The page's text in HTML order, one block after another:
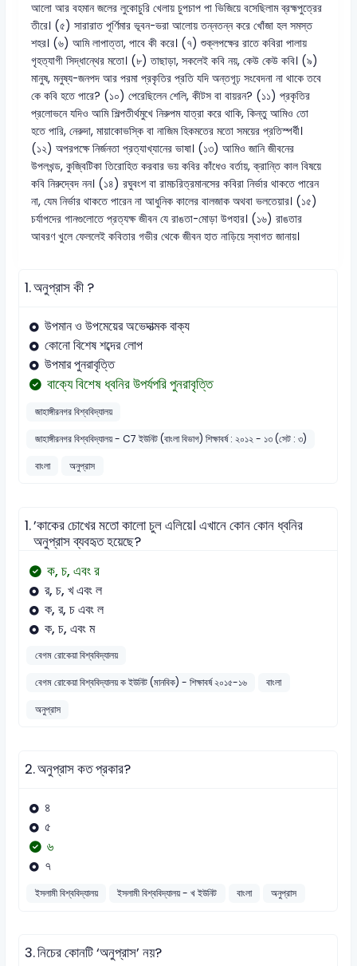
আলো আর বহমান জলের লুকোচুরি খেলায় চুপচাপ পা ভিজিয়ে বসেছিলাম ব্রহ্মপুত্রের
তীরে। (৫) সারারাত পূর্ণিমার ভূবন-ভরা আলোয় তন্নতন্ন করে খোঁজা হল সমস্ত
শহর। (৬) আমি লাপাত্তা, পাবে কী করে। (৭) শুক্লপক্ষের রাতে কবিরা পালায়
গৃহত্যাগী সিদ্ধান্থের মতো। (৮) তাছাড়া, সকলেই কবি নয়, কেউ কেউ কবি। (৯)
মানুষ, মনুষ্য-জনপদ আর পরমা প্রকৃতির প্রতি যদি অন্তগূঢ় সংবেদনা না থাকে তবে
কে কবি হতে পারে? (১০) পেরেছিলেন শেলি, কীটস বা বায়রন? (১১) প্রকৃতির
প্রলোভনে যদিও আমি শিল্পতীর্থমুখে নিরুপম যাত্রা করে থাকি, কিন্তু আমিও তো
হতে পারি, নেরুদা, মায়াকোভস্কি বা নাজিম হিকমতের মতো সময়ের প্রতিস্পর্ধী।
(১২) অপরপক্ষে নির্জনতা প্রত্যাখ্যানের ভাষা। (১৩) আমিও জানি জীবনের
উপলখন্ড, কুজ্বিটিকা তিরোহিত করবার ভয় কবির কাঁধেও বর্তায়, ক্রান্তি কাল বিষয়ে
কবি নিরুদ্বেদ নন। (১৪) রঘুবংশ বা রামচরিত্রমানসের কবিরা নির্ভার থাকতে পারেন
না, যেম নির্ভার থাকতে পারেন না আধুনিক কালের বালজাক অথবা ভলতেয়ার। (১৫)
চর্যাপদের গানগুলোতে প্রত্যক্ষ জীবন যে রাঙতা-মোড়া উপহার। (১৬) রাঙতার
আবরণ খুলে ফেললেই কবিতার গভীর থেকে জীবন হাত নাড়িয়ে স্বাগত জানায়।
1.অনুপ্রাস কী ?
উপমান ও উপমেয়ের অভেদাত্মক বাক্য
কোনো বিশেষ শব্দের লোপ
উপমার পুনরাবৃত্তি
বাক্যে বিশেষ ধ্বনির উপর্যপরি পুনরাবৃত্তি
জাহাঙ্গীরনগর বিশ্ববিদ্যালয়
জাহাঙ্গীরনগর বিশ্ববিদ্যালয় - C7 ইউনিট (বাংলা বিভাগ) শিক্ষাবর্ষ : ২০১২ - ১৩ (সেট : ৩)
বাংলা
অনুপ্রাস
1.’কাকের চোখের মতো কালো চুল এলিয়ে। এখানে কোন কোন ধ্বনির
অনুপ্রাস ব্যবহৃত হয়েছে?
ক, চ, এবং র
র, চ, খ এবং ল
ক, র, চ এবং ল
ক, চ, এবং ম
বেগম রোকেয়া বিশ্ববিদ্যালয়
বেগম রোকেয়া বিশ্ববিদ্যালয় ক ইউনিট (মানবিক) - শিক্ষাবর্ষ ২০১৫-১৬
বাংলা
অনুপ্রাস
2.অনুপ্রাস কত প্রকার?
৪
৫
৬
৭
ইসলামী বিশ্ববিদ্যালয় ইসলামী বিশ্ববিদ্যালয় - খ ইউনিট বাংলা অনুপ্রাস
3.নিচের কোনটি ‘অনুপ্রাস’ নয়?